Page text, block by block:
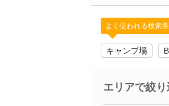
よく使われる検索
キャンプ場
エリアで絞